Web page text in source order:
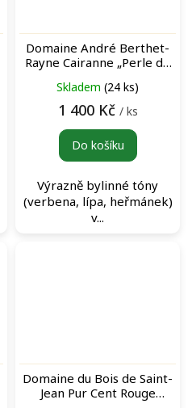
Domaine André Berthet-
Rayne Cairanne „Perle de
víno
Skladem (24 ks)
1 400 Kč / ks
Do košíku
Výrazně bylinné tóny
(verbena, lípa, heřmánek)
v...
Domaine du Bois de Saint-
Jean Pur Cent Rouge